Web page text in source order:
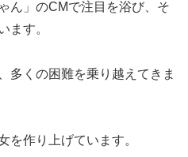
ん」のCMで注目を浴び、そ
ます。
多くの困難を乗り越えてきま
を作り上げています。